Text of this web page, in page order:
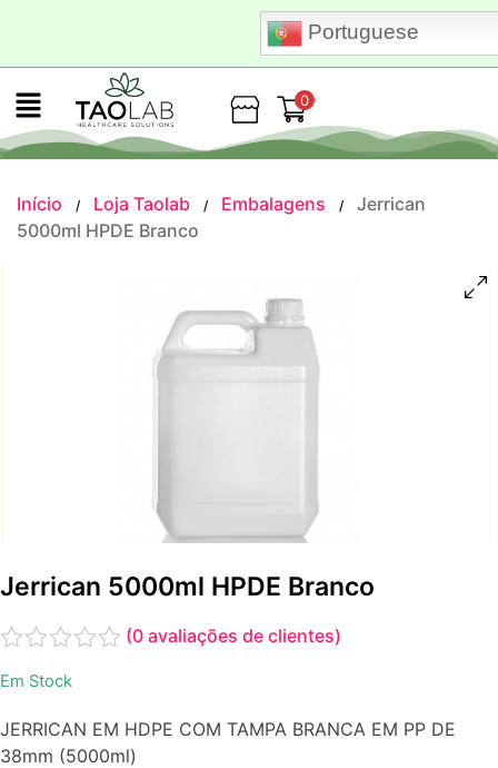
Portuguese
Loja
0
Início / Loja Taolab / Embalagens /
Jerrican
5000ml HPDE Branco
Jerrican 5000ml HPDE Branco
0
5
(0 avaliações de clientes)
Em Stock
JERRICAN EM HDPE COM TAMPA BRANCA EM PP DE
38mm (5000ml)